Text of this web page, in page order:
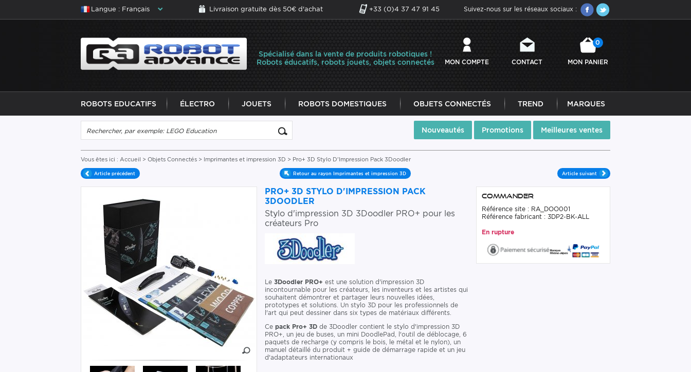
Langue : Français Livraison gratuite dès 50€ d'achat +33 (0)4 37 47 91 45 Suivez-nous sur les réseaux sociaux :
Spécialisé dans la vente de produits robotiques !
Robots éducatifs, robots jouets, objets connectés
MON COMPTE CONTACT MON PANIER
0
ROBOTS EDUCATIFS ÉLECTRO JOUETS ROBOTS DOMESTIQUES OBJETS CONNECTÉS TREND MARQUES
Nouveautés Promotions Meilleures ventes
Vous êtes ici : Accueil > Objets Connectés > Imprimantes et impression 3D > Pro+ 3D Stylo D'Impression Pack 3Doodler
Article précédent Retour au rayon Imprimantes et impression 3D Article suivant
PRO+ 3D STYLO D'IMPRESSION PACK
3DOODLER
Stylo d'impression 3D 3Doodler PRO+ pour les
créateurs Pro
Le3Doodler PRO+ est une solution d'impression 3D
incontournable pour les créateurs, les inventeurs et les artistes qui
souhaitent démontrer et partager leurs nouvelles idées,
prototypes et solutions. Un stylo 3D pour les professionnels de
l'art qui peut dessiner dans six types de matériaux différents.
Cepack Pro+ 3D de 3Doodler contient le stylo d'impression 3D
PRO+, un jeu de buses, un mini DoodlePad, l'outil de déblocage, 6
paquets de recharge (y compris le bois, le métal et le nylon), un
manuel détaillé du produit + guide de démarrage rapide et un jeu
d'adaptateurs internationaux
Commander
Référence site : RA_DOO001
Référence fabricant : 3DP2-BK-ALL
En rupture